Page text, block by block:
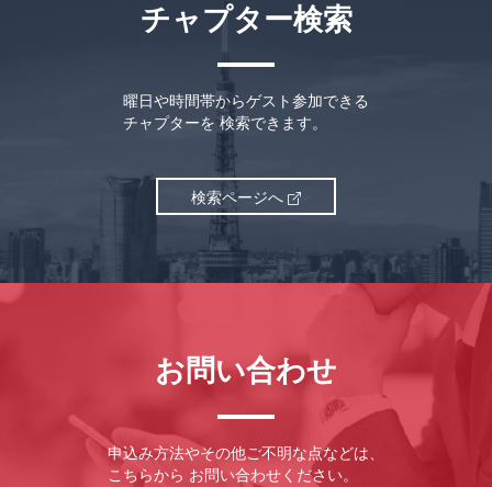
チャプター検索
曜日や時間帯からゲスト参加できる
チャプターを検索できます。
検索ページへ
お問い合わせ
申込み方法やその他ご不明な点などは、
こちらから お問い合わせください。